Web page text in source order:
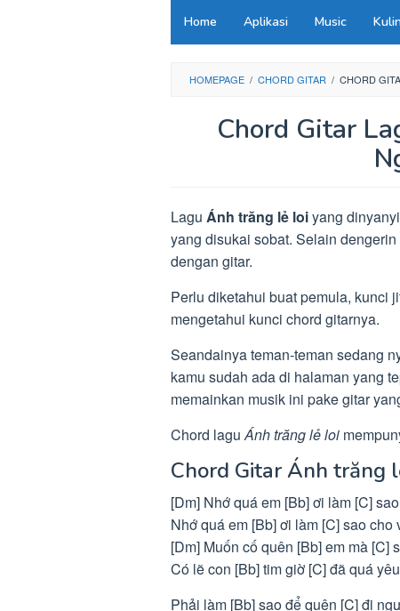
Home Aplikasi Music
HOMEPAGE / CHORD GITAR / CHORD
Chord Gitar
Lagu Ánh trăng lẻ loiyang
yang disukai sobat. Selain
dengan gitar.
Perlu diketahui buat pemula, kunci
mengetahui kunci chord gitarnya.
Seandainya teman-teman sedang
kamu sudah ada di halaman yang
memainkan musik ini pake gitar
Chord laguÁnh trăng lẻ loi
Chord Gitar Ánh trăng
[Dm] Nhớ quá em [Bb] ơi làm [C]
Nhớ quá em [Bb] ơi làm [C] sao cho
[Dm] Muốn cố quên [Bb] em mà [C]
Có lẽ con [Bb] tim giờ [C] đã quá
Phải làm [Bb] sao để quên [C] đi